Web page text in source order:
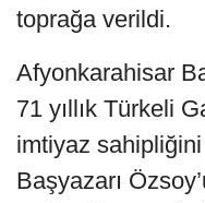
toprağa verildi.
Afyonkarahisar
71 yıllık Türkeli
imtiyaz
Başyazarı